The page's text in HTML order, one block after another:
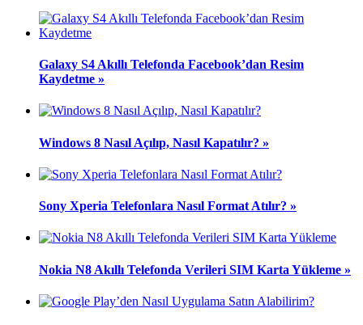
Galaxy S4 Akıllı Telefonda Facebook’dan Resim
Kaydetme »
Windows 8 Nasıl Açılıp, Nasıl Kapatılır? »
Sony Xperia Telefonlara Nasıl Format Atılır? »
Nokia N8 Akıllı Telefonda Verileri SIM Karta Yükleme »